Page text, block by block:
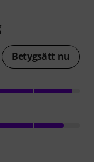
Betygsätt nu